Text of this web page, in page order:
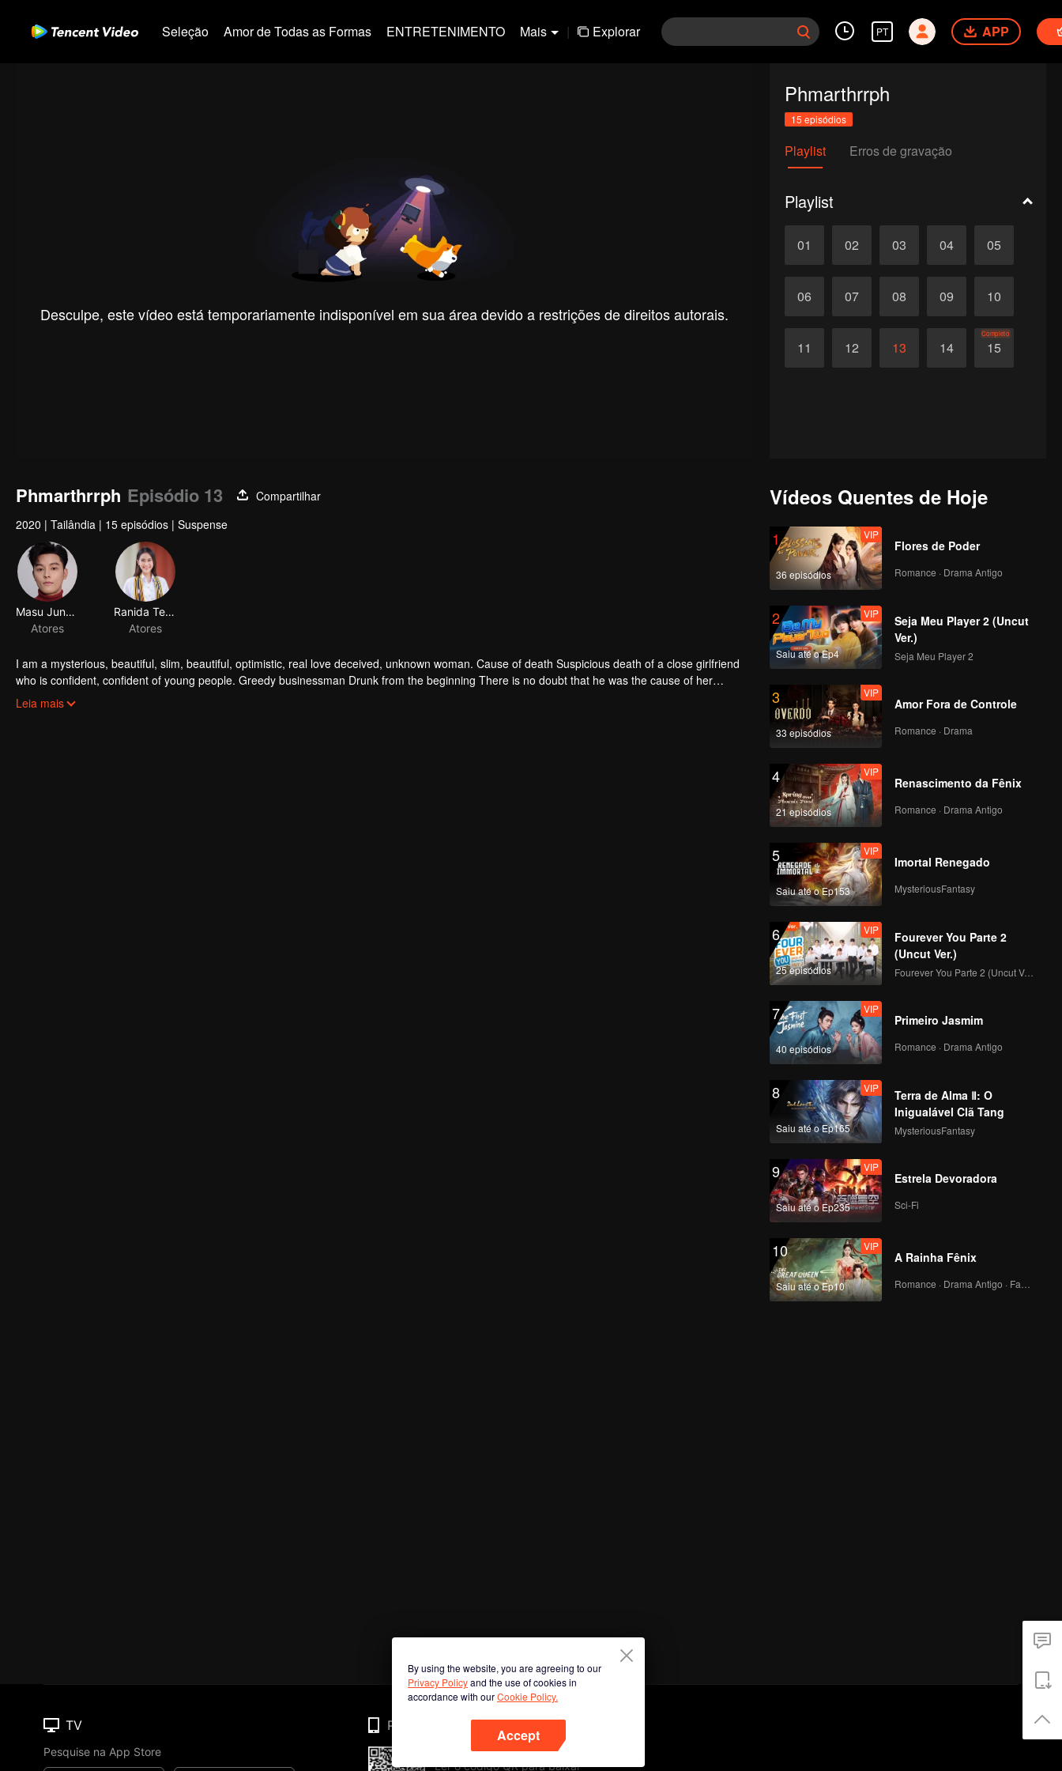
Seleção Amor de Todas as Formas ENTRETENIMENTO Mais | Explorar PT APP
Desculpe, este vídeo está temporariamente indisponível em sua área devido a restrições de direitos autorais.
Phmarthrrph
15 episódios
Playlist Erros de gravação
Playlist
01 02 03 04 05
06 07 08 09 10
11 12 13 14 15
Completo
Phmarthrrph Episódio 13
Compartilhar
2020 | Tailândia | 15 episódios | Suspense
Masu Junyangdikul
Atores
Ranida Techasit
Atores
I am a mysterious, beautiful, slim, beautiful, optimistic, real love deceived, unknown woman. Cause of death Suspicious death of a close girlfriend
who is confident, confident of young people. Greedy businessman Drunk from the beginning There is no doubt that he was the cause of her
girlfriend's death. Trying to find out the truth But in the end, she had to give up some reasons. At the same time, Yu tried to attract her attention.
Leia mais
Vídeos Quentes de Hoje
1
36 episódios
VIP
Flores de Poder
Romance · Drama Antigo
2
Saiu até o Ep4
VIP
Seja Meu Player 2 (Uncut
Ver.)
Seja Meu Player 2
3
33 episódios
VIP
Amor Fora de Controle
Romance · Drama
4
21 episódios
VIP
Renascimento da Fênix
Romance · Drama Antigo
5
Saiu até o Ep153
VIP
Imortal Renegado
MysteriousFantasy
6
25 episódios
VIP
Fourever You Parte 2
(Uncut Ver.)
Fourever You Parte 2 (Uncut Ver.)
7
40 episódios
VIP
Primeiro Jasmim
Romance · Drama Antigo
8
Saiu até o Ep165
VIP
Terra de Alma Ⅱ: O
Inigualável Clã Tang
MysteriousFantasy
9
Saiu até o Ep235
VIP
Estrela Devoradora
Sci-Fi
10
Saiu até o Ep10
VIP
A Rainha Fênix
By using the website, you are agreeing to our
Privacy Policyand the use of cookies in
accordance with ourCookie Policy.
Accept
TV
Pesquise na App Store
Phone
Ler o código QR para baixar